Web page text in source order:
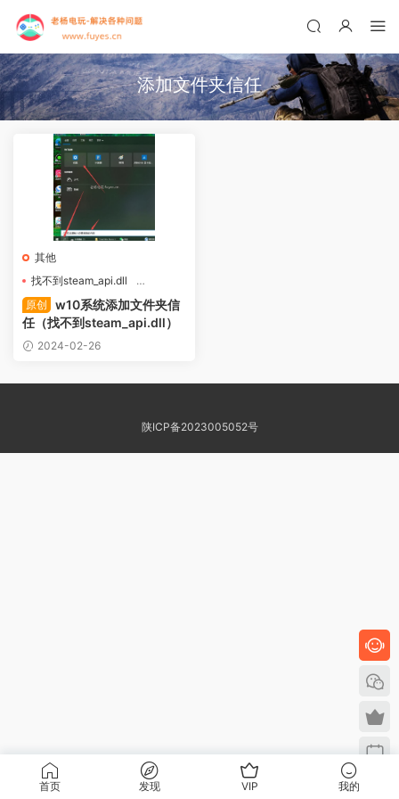
添加文件夹信任
其他
找不到steam_api.dll
添加文件夹信任
原创
w10系统添加文件夹信
任（找不到steam_api.dll）
2024-02-26
陕ICP备2023005052号
首页 发现 VIP 我的